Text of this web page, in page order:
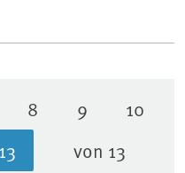
Seite
8 Seite
9 Seite
10
Aktuelle Seite
13 von 13